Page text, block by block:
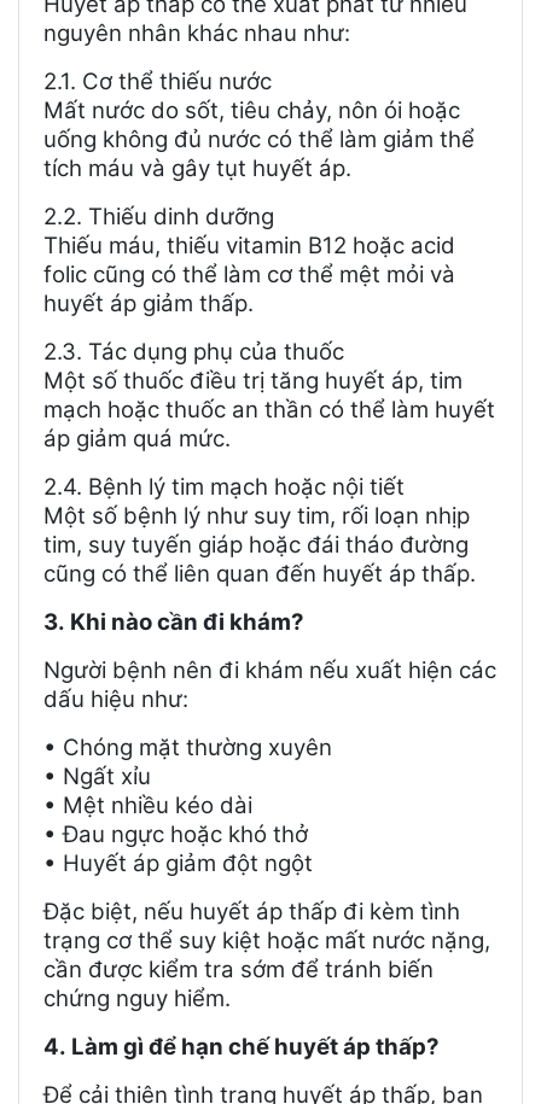
nguyên nhân khác nhau như:
2.1. Cơ thể thiếu nước
Mất nước do sốt, tiêu chảy, nôn ói hoặc
uống không đủ nước có thể làm giảm thể
tích máu và gây tụt huyết áp.
2.2. Thiếu dinh dưỡng
Thiếu máu, thiếu vitamin B12 hoặc acid
folic cũng có thể làm cơ thể mệt mỏi và
huyết áp giảm thấp.
2.3. Tác dụng phụ của thuốc
Một số thuốc điều trị tăng huyết áp, tim
mạch hoặc thuốc an thần có thể làm huyết
áp giảm quá mức.
2.4. Bệnh lý tim mạch hoặc nội tiết
Một số bệnh lý như suy tim, rối loạn nhịp
tim, suy tuyến giáp hoặc đái tháo đường
cũng có thể liên quan đến huyết áp thấp.
3. Khi nào cần đi khám?
Người bệnh nên đi khám nếu xuất hiện các
dấu hiệu như:
• Chóng mặt thường xuyên
• Ngất xỉu
• Mệt nhiều kéo dài
• Đau ngực hoặc khó thở
• Huyết áp giảm đột ngột
Đặc biệt, nếu huyết áp thấp đi kèm tình
trạng cơ thể suy kiệt hoặc mất nước nặng,
cần được kiểm tra sớm để tránh biến
chứng nguy hiểm.
4. Làm gì để hạn chế huyết áp thấp?
Để cải thiện tình trạng huyết áp thấp, bạn